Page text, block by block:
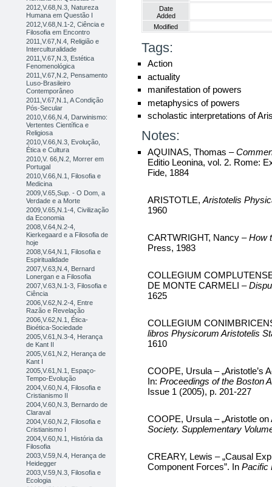
2012,V.68,N.3, Natureza
Humana em Questão I
2012,V.68,N.1-2, Ciência e
Filosofia em Encontro
2011,V.67,N.4, Religião e
Interculturalidade
2011,V.67,N.3, Estética
Fenomenológica
2011,V.67,N.2, Pensamento
Luso-Brasileiro
Contemporâneo
2011,V.67,N.1, A Condição
Pós-Secular
2010,V.66,N.4, Darwinismo:
Vertentes Científica e
Religiosa
2010,V.66,N.3, Evolução,
Ética e Cultura
2010,V. 66,N.2, Morrer em
Portugal
2010,V.66,N.1, Filosofia e
Medicina
2009,V.65,Sup. - O Dom, a
Verdade e a Morte
2009,V.65,N.1-4, Civilização
da Economia
2008,V.64,N.2-4,
Kierkegaard e a Filosofia de
hoje
2008,V.64,N.1, Filosofia e
Espiritualidade
2007,V.63,N.4, Bernard
Lonergan e a Filosofia
2007,V.63,N.1-3, Filosofia e
Ciência
2006,V.62,N.2-4, Entre
Razão e Revelação
2006,V.62,N.1, Ética-
Bioética-Sociedade
2005,V.61,N.3-4, Herança
de Kant II
2005,V.61,N.2, Herança de
Kant I
2005,V.61,N.1, Espaço-
Tempo-Evolução
2004,V.60,N.4, Filosofia e
Cristianismo II
2004,V.60,N.3, Bernardo de
Claraval
2004,V.60,N.2, Filosofia e
Cristianismo I
2004,V.60,N.1, História da
Filosofia
2003,V.59,N.4, Herança de
Heidegger
2003,V.59,N.3, Filosofia e
Ecologia
Date
Added
Modified
Tags:
Action
actuality
manifestation of powers
metaphysics of powers
scholastic interpretations of
Notes:
AQUINAS, Thomas –
Editio Leonina, vol. 2. Rome:
Fide, 1884
ARISTOTLE,Aristotelis
1960
CARTWRIGHT, Nancy –How
Press, 1983
COLLEGIUM
DE MONTE CARMELI –
1625
COLLEGIUM
libros Physicorum Aristotelis
1610
COOPE, Ursula – „Aristotle’s
In: Proceedings of the Boston
Issue 1 (2005), p. 201-227
COOPE, Ursula – „Aristotle on
Society. Supplementary
CREARY, Lewis – „Causal
Component Forces”. In Pacific